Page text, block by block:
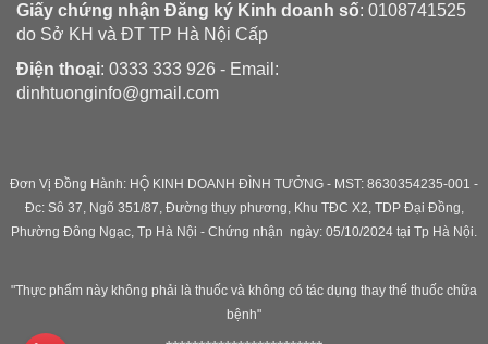
Giấy chứng nhận Đăng ký Kinh doanh số: 0108741525
do Sở KH và ĐT TP Hà Nội Cấp
Điện thoại: 0333 333 926 - Email:
dinhtuonginfo@gmail.com
Đơn Vị Đồng Hành: HỘ KINH DOANH ĐÌNH TƯỞNG - MST: 8630354235-001 -
Đc: Sô 37, Ngõ 351/87, Đường thụy phương, Khu TĐC X2, TDP Đại Đồng,
Phường Đông Ngạc, Tp Hà Nội - C hứng nhận ngày: 05/10/2024 tại Tp Hà Nội.
"Thực phẩm này không phải là thuốc và không có tác dụng thay thế thuốc chữa
bệnh"